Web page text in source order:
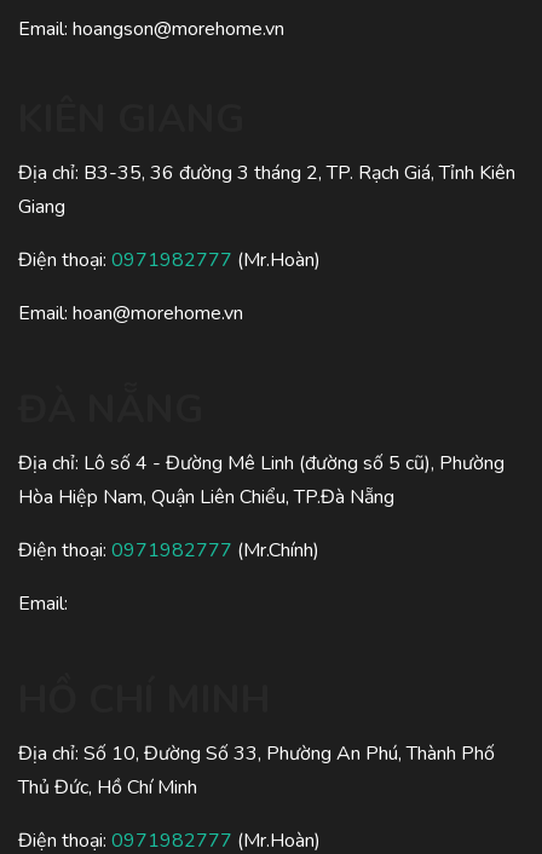
Email: hoangson@morehome.vn
Địa chỉ: B3-35, 36 đường 3 tháng 2, TP. Rạch Giá, Tỉnh Kiên
Giang
Điện thoại: 0971982777 (Mr.Hoàn)
Email: hoan@morehome.vn
Địa chỉ: Lô số 4 - Đường Mê Linh (đường số 5 cũ), Phường
Hòa Hiệp Nam, Quận Liên Chiểu, TP.Đà Nẵng
Điện thoại: 0971982777 (Mr.Chính)
Email:
Địa chỉ: Số 10, Đường Số 33, Phường An Phú, Thành Phố
Thủ Đức, Hồ Chí Minh
Điện thoại: 0971982777 (Mr.Hoàn)